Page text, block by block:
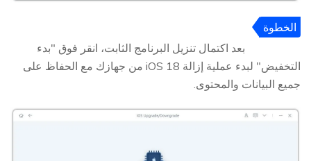
الخطوة
بعد اكتمال تنزيل البرنامج الثابت، انقر فوق "بدء
التخفيض" لبدء عملية إزالة iOS 18 من جهازك مع الحفاظ على
جميع البيانات والمحتوى.